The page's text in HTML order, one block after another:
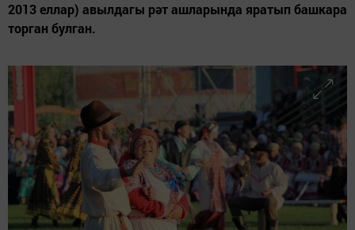
2013 еллар) авылдагы рәт ашларында яратып башкара
торган булган.